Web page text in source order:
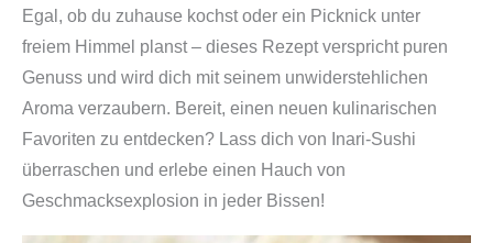
Egal, ob du zuhause kochst oder ein Picknick unter
freiem Himmel planst – dieses Rezept verspricht puren
Genuss und wird dich mit seinem unwiderstehlichen
Aroma verzaubern. Bereit, einen neuen kulinarischen
Favoriten zu entdecken? Lass dich von Inari-Sushi
überraschen und erlebe einen Hauch von
Geschmacksexplosion in jeder Bissen!